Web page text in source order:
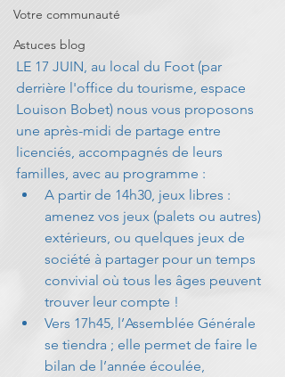
Votre communauté
Astuces blog
LE 17 JUIN, au local du Foot (par
derrière l'office du tourisme, espace
Louison Bobet) nous vous proposons
une après-midi de partage entre
licenciés, accompagnés de leurs
familles, avec au programme :
A partir de 14h30, jeux libres :
amenez vos jeux (palets ou autres)
extérieurs, ou quelques jeux de
société à partager pour un temps
convivial où tous les âges peuvent
trouver leur compte !
Vers 17h45, l’Assemblée Générale
se tiendra ; elle permet de faire le
bilan de l’année écoulée,